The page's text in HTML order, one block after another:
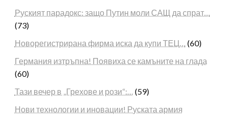
Руският парадокс: защо Путин моли САЩ да спрат…
(73)
Новорегистрирана фирма иска да купи ТЕЦ… (60)
Германия изтръпна! Появиха се камъните на глада
(60)
Тази вечер в „Грехове и рози“:… (59)
Нови технологии и иновации! Руската армия